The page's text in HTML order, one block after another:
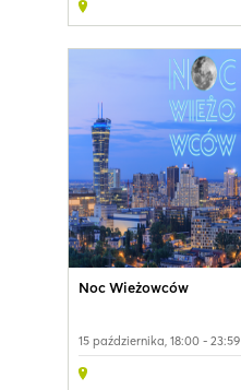
Noc Wieżowców
15 października, 18:00 - 23:59